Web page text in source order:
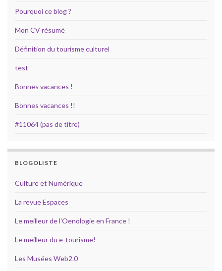
Pourquoi ce blog ?
Mon CV résumé
Définition du tourisme culturel
test
Bonnes vacances !
Bonnes vacances !!
#11064 (pas de titre)
BLOGOLISTE
Culture et Numérique
La revue Espaces
Le meilleur de l'Oenologie en France !
Le meilleur du e-tourisme!
Les Musées Web2.0